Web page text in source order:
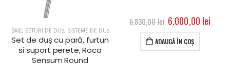
BAIE, SETURI DE DUȘ, SISTEME DE DUȘ
Set de duș cu pară, furtun
si suport perete, Roca
Sensum Round
6.830,00lei 6.000,00 lei
ADAUGĂ ÎN COȘ